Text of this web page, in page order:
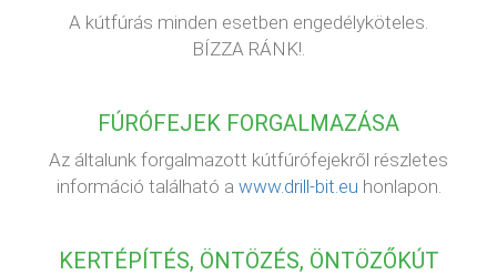
A kútfúrás minden esetben engedélyköteles.
BÍZZA RÁNK!.
FÚRÓFEJEK FORGALMAZÁSA
Az általunk forgalmazott kútfúrófejekről részletes
információ található a www.drill-bit.eu honlapon.
KERTÉPÍTÉS, ÖNTÖZÉS, ÖNTÖZŐKÚT